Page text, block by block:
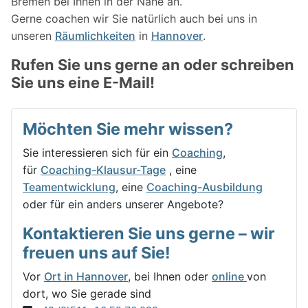
Gerne coachen wir Sie natürlich auch bei uns in
unseren Räumlichkeiten in Hannover.
Rufen Sie uns gerne an oder schreiben
Sie uns eine E-Mail!
Möchten Sie mehr wissen?
Sie interessieren sich für ein Coaching,
für Coaching-Klausur-Tage , eine
Teamentwicklung, eine Coaching-Ausbildung
oder für ein anders unserer Angebote?
Kontaktieren Sie uns gerne – wir
freuen uns auf Sie!
Vor Ort in Hannover, bei Ihnen oder online von
dort, wo Sie gerade sind